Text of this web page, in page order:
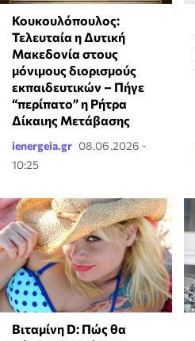
Κουκουλόπουλος:
Τελευταία η Δυτική
Μακεδονία στους
μόνιμους διορισμούς
εκπαιδευτικών – Πήγε
“περίπατο” η Ρήτρα
Δίκαιης Μετάβασης
ienergeia.gr 08.06.2026 -
10:25
Βιταμίνη D: Πώς θα